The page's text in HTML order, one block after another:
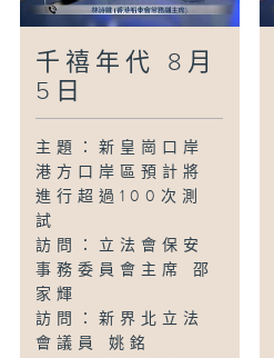
千禧年代 8月
5日
主題：新皇崗口岸
港方口岸區預計將
進行超過100次測
試
訪問：立法會保安
事務委員會主席 邵
家輝
訪問：新界北立法
會議員 姚銘